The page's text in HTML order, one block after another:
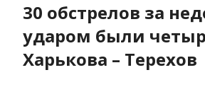
30 обстрелов за
ударом были
Харькова – Терехов